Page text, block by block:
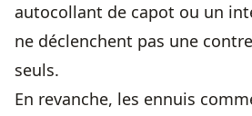
autocollant de capot ou un
ne déclenchent pas une
seuls.
En revanche, les ennuis